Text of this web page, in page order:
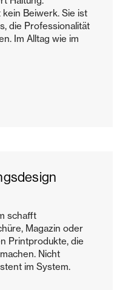
Beiwerk. Sie ist
die Professionalität
Im Alltag wie im
schafft
Magazin oder
Printprodukte, die
Nicht
im System.